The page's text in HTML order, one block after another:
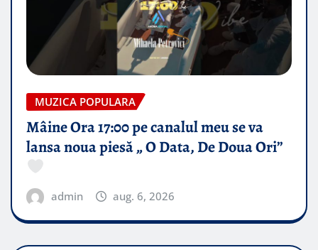
MUZICA POPULARA
Mâine Ora 17:00 pe canalul meu se va
lansa noua piesă „ O Data, De Doua Ori”
admin aug. 6, 2026